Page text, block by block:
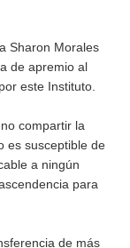
Sharon Morales
de apremio al
este Instituto.
compartir la
es susceptible de
a ningún
para
de más